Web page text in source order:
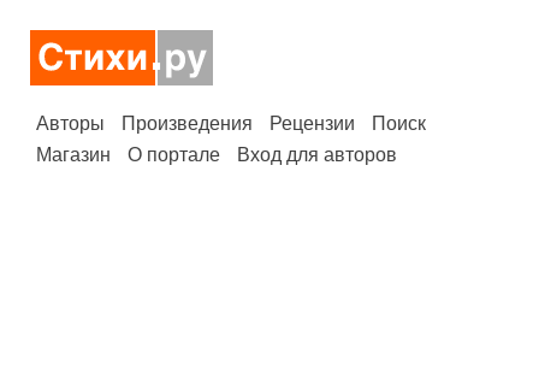
Авторы Произведения Рецензии
Поиск
Магазин
О портале Вход для авторов